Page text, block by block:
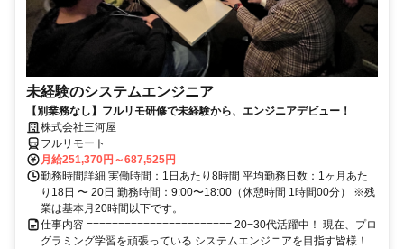
未経験のシステムエンジニア
【別業務なし】フルリモ研修で未経験から、エンジニアデビュー！
株式会社三河屋
フルリモート
月給251,370円～687,525円
勤務時間詳細 実働時間：1日あたり8時間 平均勤務日数：1ヶ月あた
り18日 〜 20日 勤務時間：9:00〜18:00（休憩時間 1時間00分） ※残
業は基本月20時間以下です。
仕事内容 ======================= 20−30代活躍中！ 現在、プロ
グラミング学習を頑張っている システムエンジニアを目指す皆様！